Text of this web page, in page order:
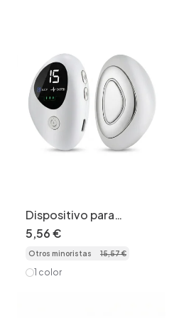
Dispositivo para
conciliar el sueño |
Estimulador de pulsos
CES para el insomnio y
el estrés
5,56€
Otros minoristas 15,57€
1 color